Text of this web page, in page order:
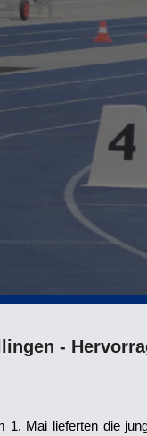
Skip to main content
-
1. Mai lieferten die